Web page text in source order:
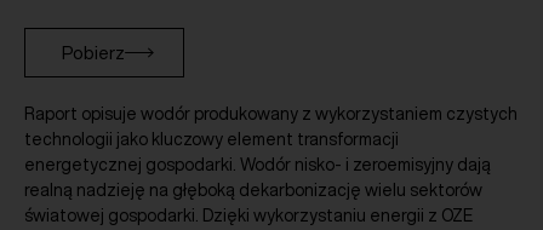
Pobierz
Raport opisuje wodór produkowany z wykorzystaniem czystych
technologii jako kluczowy element transformacji
energetycznej gospodarki. Wodór nisko- i zeroemisyjny dają
realną nadzieję na głęboką dekarbonizację wielu sektorów
światowej gospodarki. Dzięki wykorzystaniu energii z OZE